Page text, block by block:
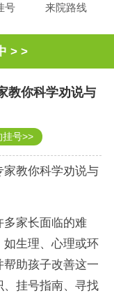
号 来院路线
> >
教你科学劝说与
挂号>>
教你科学劝说与
家长面临的难
如生理、心理或环
助孩子改善这一
挂号指南、寻找